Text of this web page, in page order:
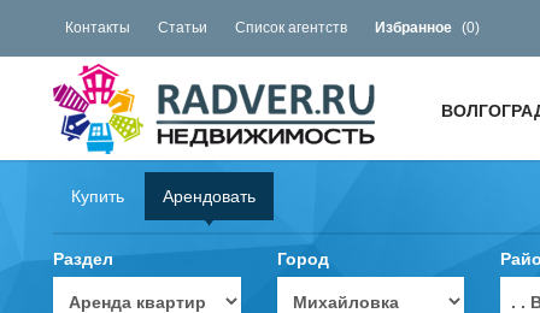
Контакты Статьи Список агентств Избранное (0)
Купить Арендовать
Раздел Город
. .